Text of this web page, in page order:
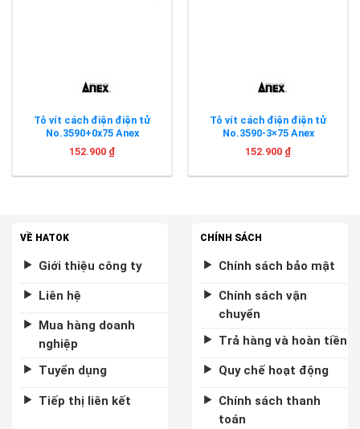
Tô vít cách điện điện tử
No.3590+0x75 Anex
152.900 ₫
Tô vít cách điện điện tử
No.3590-3×75 Anex
152.900 ₫
VỀ HATOK
Giới thiệu công ty
Liên hệ
Mua hàng doanh
nghiệp
Tuyển dụng
Tiếp thị liên kết
CHÍNH SÁCH
Chính sách bảo mật
Chính sách vận
chuyển
Trả hàng và hoàn tiền
Quy chế hoạt động
Chính sách thanh
toán